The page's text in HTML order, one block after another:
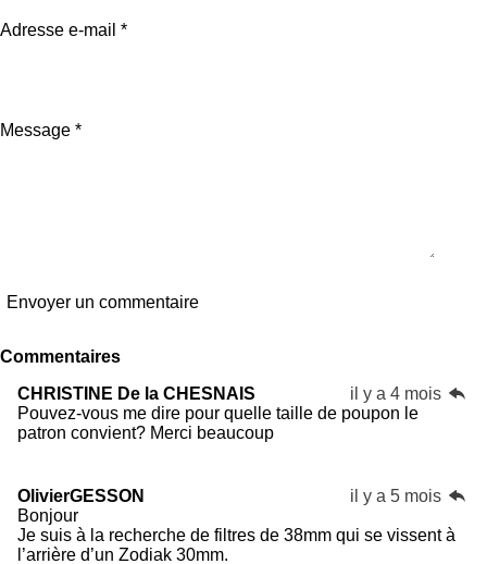
Adresse e-mail *
Message *
Envoyer un commentaire
Commentaires
CHRISTINE De la CHESNAIS
il y a 4 mois
Pouvez-vous me dire pour quelle taille de poupon le
patron convient? Merci beaucoup
OlivierGESSON
il y a 5 mois
Bonjour
Je suis à la recherche de filtres de 38mm qui se vissent à
l’arrière d’un Zodiak 30mm.